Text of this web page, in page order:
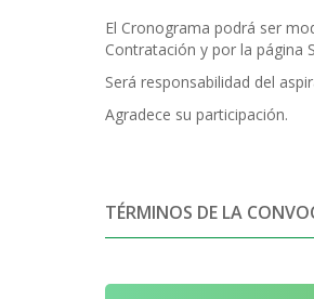
El Cronograma podrá ser
Contratación y por la página
Será responsabilidad del
Agradece su participación.
TÉRMINOS DE LA